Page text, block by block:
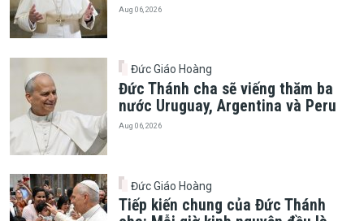
Aug 06, 2026
Đức Giáo Hoàng
Đức Thánh cha sẽ viếng thăm ba
nước Uruguay, Argentina và Peru
Aug 06, 2026
Đức Giáo Hoàng
Tiếp kiến chung của Đức Thánh